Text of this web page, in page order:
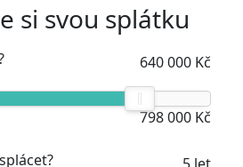
si svou splátku
640 000 Kč
798 000 Kč